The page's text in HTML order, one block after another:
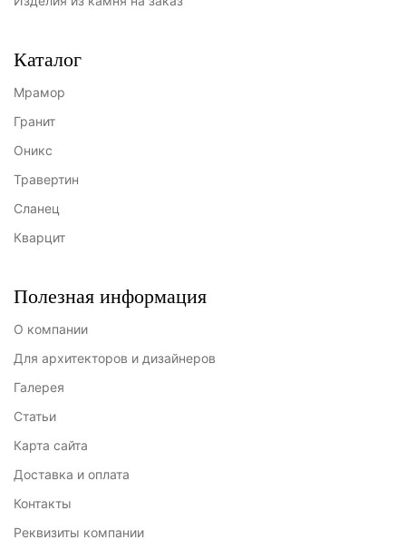
Каталог
Мрамор
Гранит
Оникс
Травертин
Сланец
Кварцит
Полезная информация
О компании
Для архитекторов и дизайнеров
Галерея
Статьи
Карта сайта
Доставка и оплата
Контакты
Реквизиты компании